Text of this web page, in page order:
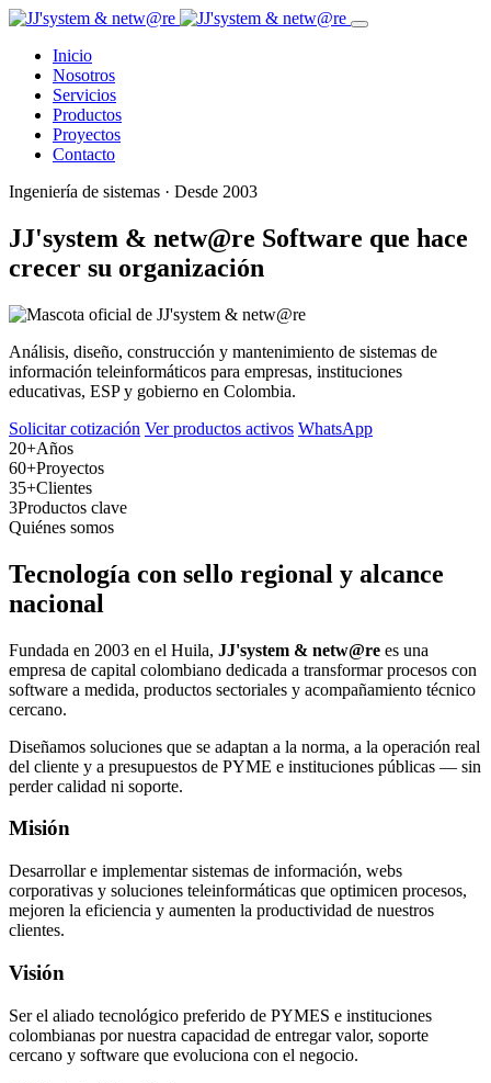
Inicio
Nosotros
Servicios
Productos
Proyectos
Contacto
Ingeniería de sistemas · Desde 2003
JJ'system & netw@re Software que hace
crecer su organización
Análisis, diseño, construcción y mantenimiento de sistemas de
información teleinformáticos para empresas, instituciones
educativas, ESP y gobierno en Colombia.
Solicitar cotización Ver productos activos WhatsApp
20+Años
60+Proyectos
35+Clientes
3Productos clave
Quiénes somos
Tecnología con sello regional y alcance
nacional
Fundada en 2003 en el Huila, JJ'system & netw@re es una
empresa de capital colombiano dedicada a transformar procesos con
software a medida, productos sectoriales y acompañamiento técnico
cercano.
Diseñamos soluciones que se adaptan a la norma, a la operación real
del cliente y a presupuestos de PYME e instituciones públicas — sin
perder calidad ni soporte.
Misión
Desarrollar e implementar sistemas de información, webs
corporativas y soluciones teleinformáticas que optimicen procesos,
mejoren la eficiencia y aumenten la productividad de nuestros
clientes.
Visión
Ser el aliado tecnológico preferido de PYMES e instituciones
colombianas por nuestra capacidad de entregar valor, soporte
cercano y software que evoluciona con el negocio.